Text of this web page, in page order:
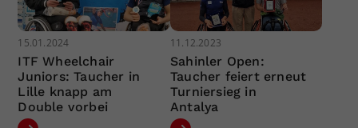
15.01.2024
ITF Wheelchair
Juniors: Taucher in
Lille knapp am
Double vorbei
11.12.2023
Sahinler Open:
Taucher feiert erneut
Turniersieg in
Antalya